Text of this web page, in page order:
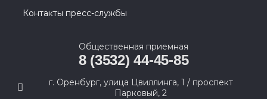
Контакты пресс-службы
Общественная приемная
8 (3532) 44-45-85
г. Оренбург, улица Цвиллинга, 1 / проспект
Парковый, 2